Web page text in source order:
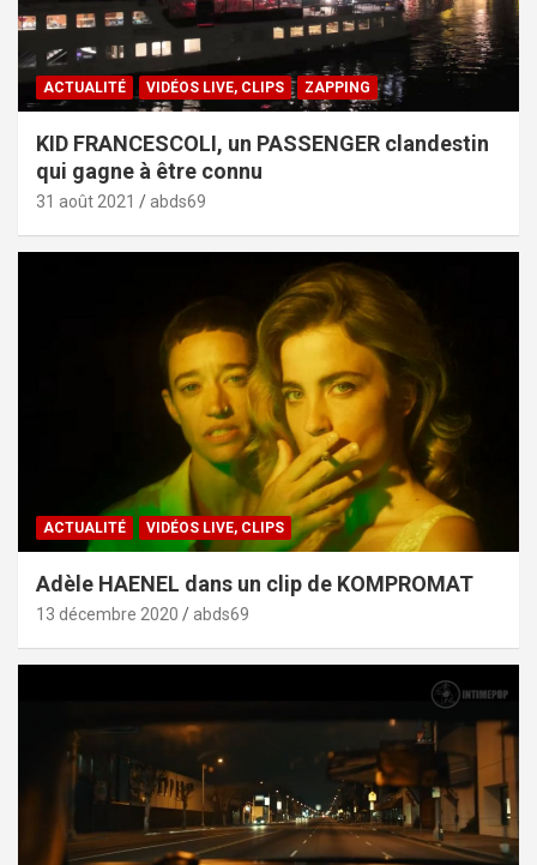
ACTUALITÉ VIDÉOS LIVE, CLIPS ZAPPING
KID FRANCESCOLI, un PASSENGER clandestin
qui gagne à être connu
31 août 2021 abds69
ACTUALITÉ VIDÉOS LIVE, CLIPS
Adèle HAENEL dans un clip de KOMPROMAT
13 décembre 2020 abds69